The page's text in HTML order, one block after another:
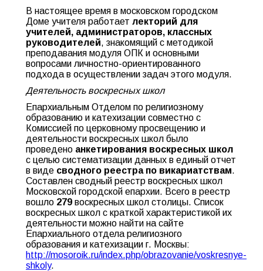
В настоящее время в московском городском
Доме учителя работает лекторий для
учителей, администраторов, классных
руководителей, знакомящий с методикой
преподавания модуля ОПК и основными
вопросами личностно-ориентированного
подхода в осуществлении задач этого модуля.
Деятельность воскресных школ
Епархиальным Отделом по религиозному
образованию и катехизации совместно с
Комиссией по церковному просвещению и
деятельности воскресных школ было
проведено анкетирования воскресных школ
с целью систематизации данных в единый отчет
в виде сводного реестра по викариатствам.
Составлен сводный реестр воскресных школ
Московской городской епархии. Всего в реестр
вошло 279 воскресных школ столицы. Список
воскресных школ с краткой характеристикой их
деятельности можно найти на сайте
Епархиального отдела религиозного
образования и катехизации г. Москвы:
http://mosoroik.ru/index.php/obrazovanie/voskresnye-
shkoly.